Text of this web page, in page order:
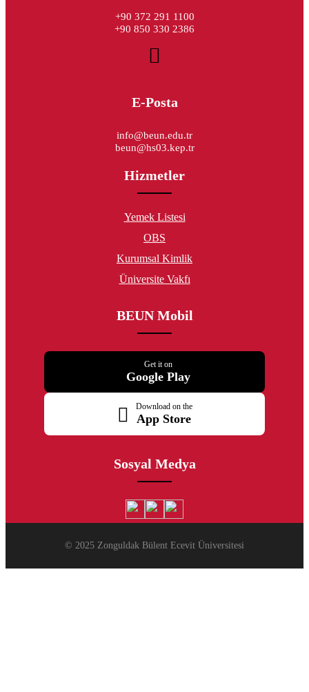
+90 372 291 1100
+90 850 330 2386
E-Posta
info@beun.edu.tr
beun@hs03.kep.tr
Hizmetler
Yemek Listesi
OBS
Kurumsal Kimlik
Üniversite Vakfı
BEUN Mobil
Get it on
Google Play
Download on the
App Store
Sosyal Medya
© 2025 Zonguldak Bülent Ecevit Üniversitesi